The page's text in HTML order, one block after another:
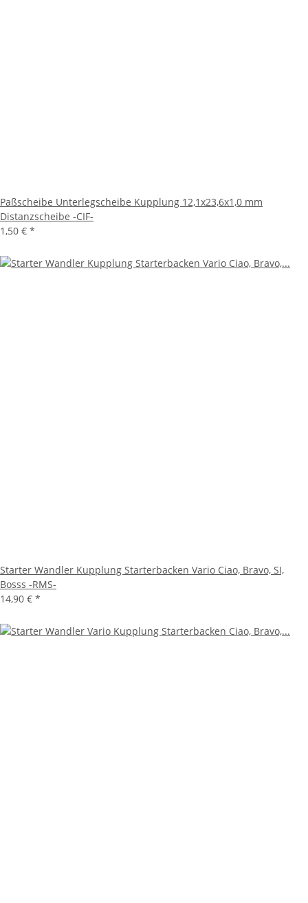
Paßscheibe Unterlegscheibe Kupplung 12,1x23,6x1,0 mm
Distanzscheibe -CIF-
1,50 € *
Starter Wandler Kupplung Starterbacken Vario Ciao, Bravo, SI,
Bosss -RMS-
14,90 € *